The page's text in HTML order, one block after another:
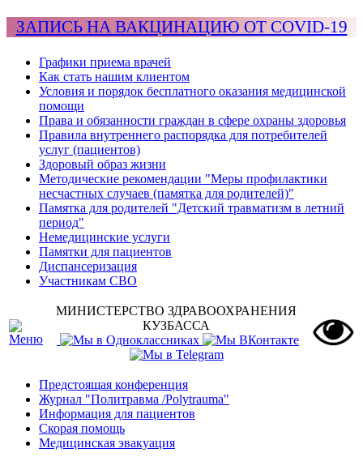
ЗАПИСЬ НА ВАКЦИНАЦИЮ ОТ COVID-19
Графики приема врачей
Как стать нашим клиентом
Условия и порядок бесплатного оказания медицинской
помощи
Права и обязанности граждан в сфере охраны здоровья
Правила внутреннего распорядка для потребителей
услуг (пациентов)
Здоровый образ жизни
Методические рекомендации "Меры профилактики
несчастных случаев (памятка для родителей)"
Памятка для родителей "Детский травматизм в летний
период"
Немедицинские услуги
Памятки для пациентов
Диспансеризация
Участникам СВО
МИНИСТЕРСТВО ЗДРАВООХРАНЕНИЯ
КУЗБАССА
Предстоящая конференция
Журнал "Политравма /Polytrauma"
Информация для пациентов
Скорая помощь
Медицинская эвакуация